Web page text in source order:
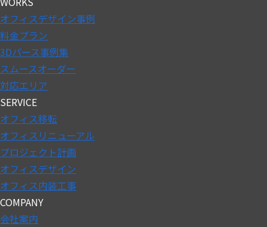
オフィスデザイン事例
料金プラン
3Dパース事例集
スムースオーダー
対応エリア
SERVICE
オフィス移転
オフィスリニューアル
プロジェクト計画
オフィスデザイン
オフィス内装工事
COMPANY
会社案内